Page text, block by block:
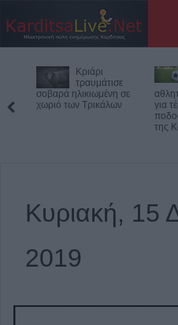
Ανάκληση
ειδικής
αθλητικής αναγνώρισης
για τέσσερα
ποδοσφαιρικά σωματεία
Κυριακή, 15
2019